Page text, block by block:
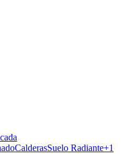
CalderasSuelo Radiante+1